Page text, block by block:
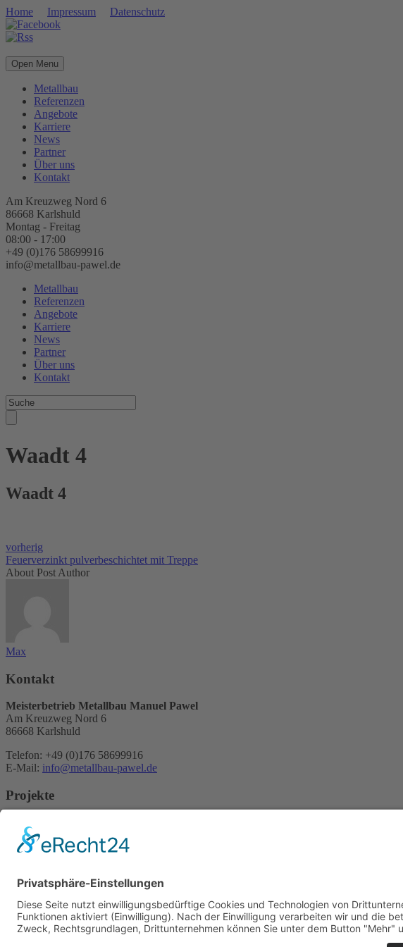
Home Impressum Datenschutz
Open Menu
Metallbau
Referenzen
Angebote
Karriere
News
Partner
Über uns
Kontakt
Am Kreuzweg Nord 6
86668 Karlshuld
Montag - Freitag
08:00 - 17:00
+49 (0)176 58699916
info@metallbau-pawel.de
Metallbau
Referenzen
Angebote
Karriere
News
Partner
Über uns
Kontakt
Waadt 4
Waadt 4
vorherig
Feuerverzinkt pulverbeschichtet mit Treppe
About Post Author
Max
Kontakt
Meisterbetrieb Metallbau Manuel Pawel
Am Kreuzweg Nord 6
86668 Karlshuld
Telefon: +49 (0)176 58699916
E-Mail: info@metallbau-pawel.de
Projekte
Ausbildung